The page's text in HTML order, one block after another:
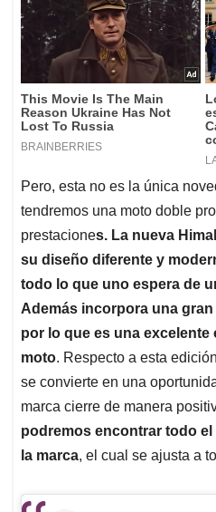
Pero, esta no es la única
tendremos una moto doble
prestaciones. La nueva
su diseño diferente y
todo lo que uno espera de
Además incorpora una
por lo que es una
moto. Respecto a esta
se convierte en una
marca cierre de manera
podremos encontrar todo
la marca, el cual se ajusta a